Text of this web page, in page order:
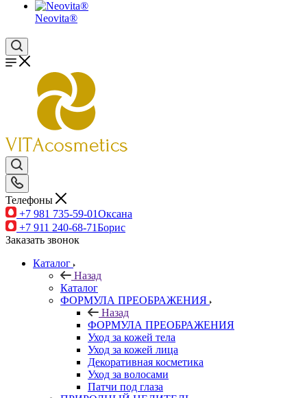
Neovita®
Телефоны
+7 981 735-59-01Оксана
+7 911 240-68-71Борис
Заказать звонок
Каталог
Назад
Каталог
ФОРМУЛА ПРЕОБРАЖЕНИЯ
Назад
ФОРМУЛА ПРЕОБРАЖЕНИЯ
Уход за кожей тела
Уход за кожей лица
Декоративная косметика
Уход за волосами
Патчи под глаза